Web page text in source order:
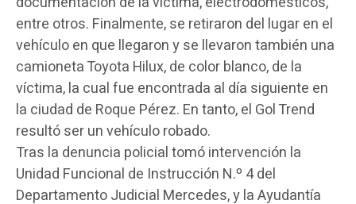
entre otros. Finalmente, se retiraron del lugar en el
vehículo en que llegaron y se llevaron también una
camioneta Toyota Hilux, de color blanco, de la
víctima, la cual fue encontrada al día siguiente en
la ciudad de Roque Pérez. En tanto, el Gol Trend
resultó ser un vehículo robado.
Tras la denuncia policial tomó intervención la
Unidad Funcional de Instrucción N.º 4 del
Departamento Judicial Mercedes, y la Ayudantía